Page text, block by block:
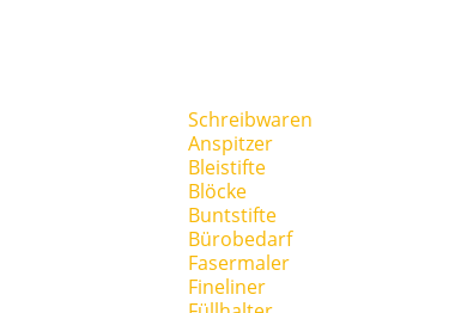
Schreibwaren
Anspitzer
Bleistifte
Blöcke
Buntstifte
Bürobedarf
Fasermaler
Fineliner